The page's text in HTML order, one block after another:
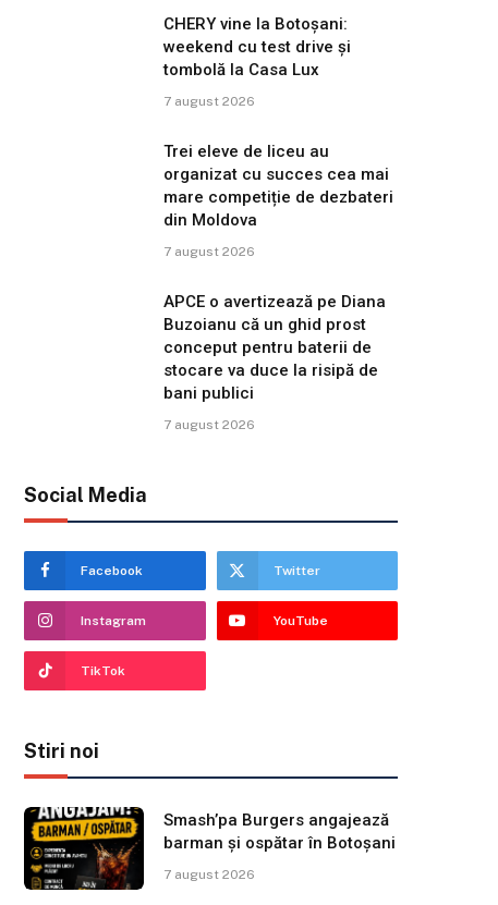
CHERY vine la Botoșani:
weekend cu test drive și
tombolă la Casa Lux
7 august 2026
Trei eleve de liceu au
organizat cu succes cea mai
mare competiție de dezbateri
din Moldova
7 august 2026
APCE o avertizează pe Diana
Buzoianu că un ghid prost
conceput pentru baterii de
stocare va duce la risipă de
bani publici
7 august 2026
Social Media
Facebook Twitter
Instagram YouTube
TikTok
Stiri noi
Smash’pa Burgers angajează
barman și ospătar în Botoșani
7 august 2026